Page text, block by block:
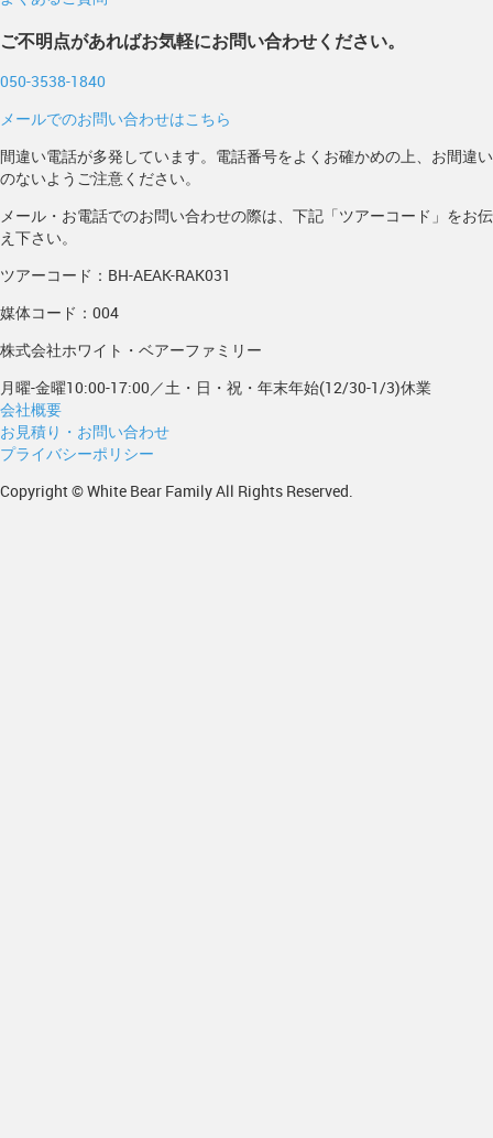
ご不明点があればお気軽にお問い合わせください。
050-3538-1840
メールでのお問い合わせはこちら
間違い電話が多発しています。電話番号をよくお確かめの上、お間違い
のないようご注意ください。
メール・お電話でのお問い合わせの際は、下記「ツアーコード」をお伝
え下さい。
ツアーコード：BH-AEAK-RAK031
媒体コード：004
株式会社ホワイト・ベアーファミリー
月曜-金曜10:00-17:00／土・日・祝・年末年始(12/30-1/3)休業
会社概要
お見積り・お問い合わせ
プライバシーポリシー
Copyright © White Bear Family All Rights Reserved.